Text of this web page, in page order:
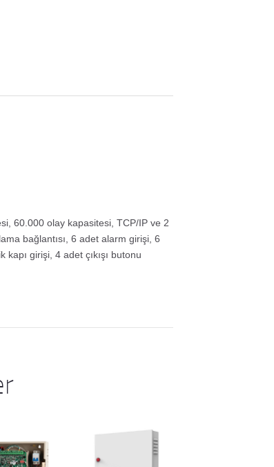
60.000 olay kapasitesi, TCP/IP ve 2
bağlantısı, 6 adet alarm girişi, 6
kapı girişi, 4 adet çıkışı butonu